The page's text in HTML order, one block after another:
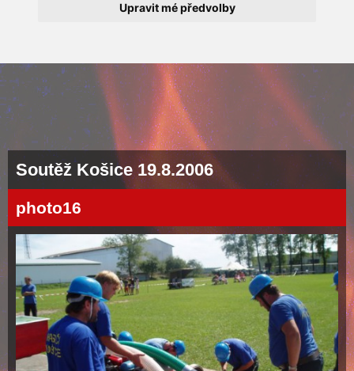
Upravit mé předvolby
Soutěž Košice 19.8.2006
photo16